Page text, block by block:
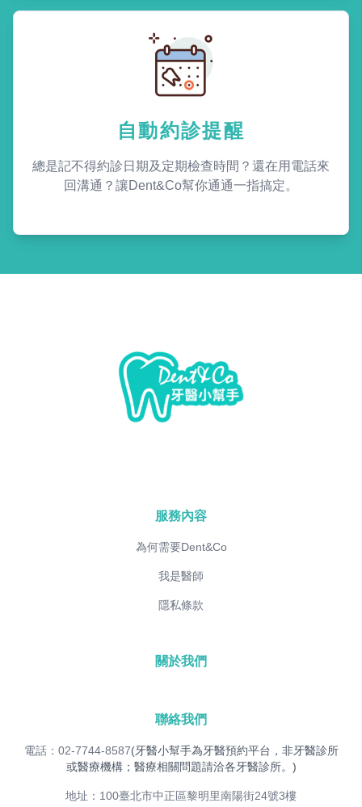
自動約診提醒
總是記不得約診日期及定期檢查時間？還在用電話來
回溝通？讓Dent&Co幫你通通一指搞定。
服務內容
為何需要Dent&Co
我是醫師
隱私條款
關於我們
聯絡我們
電話：02-7744-8587(牙醫小幫手為牙醫預約平台，非牙醫診所
或醫療機構；醫療相關問題請洽各牙醫診所。)
地址：100臺北市中正區黎明里南陽街24號3樓